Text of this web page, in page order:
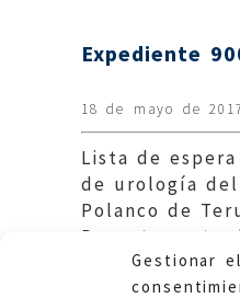
Gestionar el
Expediente
18 de mayo de
Lista de
de urología
Polanco de
Departamento
Gobierno de